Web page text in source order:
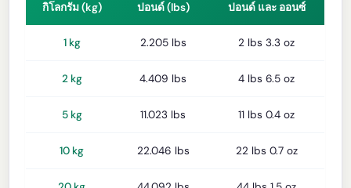
กิโลกรัม (kg) ปอนด์ (lbs) ปอนด์ และ ออนซ์
1 kg 2.205 lbs 2 lbs 3.3 oz
2 kg 4.409 lbs 4 lbs 6.5 oz
5 kg 11.023 lbs 11 lbs 0.4 oz
10 kg 22.046 lbs 22 lbs 0.7 oz